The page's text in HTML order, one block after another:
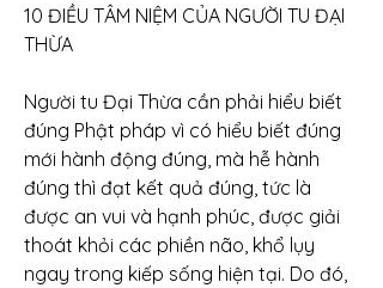
10 ĐIỀU TÂM NIỆM CỦA NGƯỜI TU ĐẠI
THỪA
Người tu Đại Thừa cần phải hiểu biết
đúng Phật pháp vì có hiểu biết đúng
mới hành động đúng, mà hễ hành
đúng thì đạt kết quả đúng, tức là
được an vui và hạnh phúc, được giải
thoát khỏi các phiền não, khổ lụy
ngay trong kiếp sống hiện tại. Do đó,